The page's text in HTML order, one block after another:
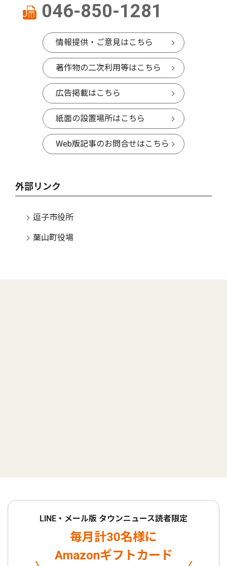
046-850-1281
情報提供・ご意見はこちら
著作物の二次利用等はこちら
広告掲載はこちら
紙面の設置場所はこちら
Web版記事のお問合せはこちら
外部リンク
逗子市役所
葉山町役場
LINE・メール版 タウンニュース読者限定
毎月計30名様に
Amazonギフトカード